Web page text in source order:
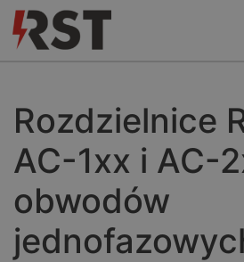
Rozdzielnice
AC-1xx i AC-
obwodów